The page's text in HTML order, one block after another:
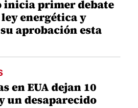
inicia primer debate
energética y
aprobación esta
en EUA dejan 10
un desaparecido